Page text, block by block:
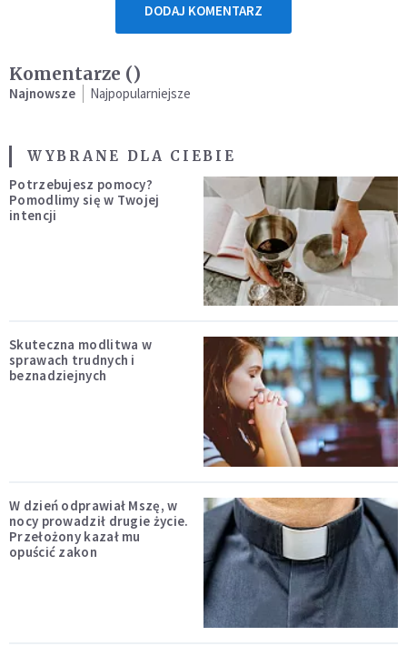
DODAJ KOMENTARZ
Komentarze ()
Najnowsze Najpopularniejsze
WYBRANE DLA CIEBIE
Potrzebujesz pomocy?
Pomodlimy się w Twojej
intencji
Skuteczna modlitwa w
sprawach trudnych i
beznadziejnych
W dzień odprawiał Mszę, w
nocy prowadził drugie życie.
Przełożony kazał mu
opuścić zakon